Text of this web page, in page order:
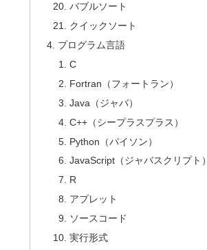
バブルソート
クイックソート
プログラム言語
C
Fortran（フォートラン）
Java（ジャバ）
C++（シープラスプラス）
Python（パイソン）
JavaScript（ジャバスクリプト）
R
アプレット
ソースコード
実行形式